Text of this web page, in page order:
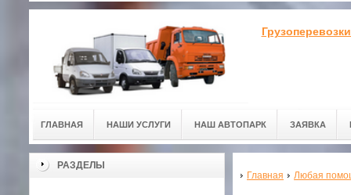
ГЛАВНАЯ НАШИ УСЛУГИ НАШ АВТОПАРК ЗАЯВКА
РАЗДЕЛЫ
Главная Любая